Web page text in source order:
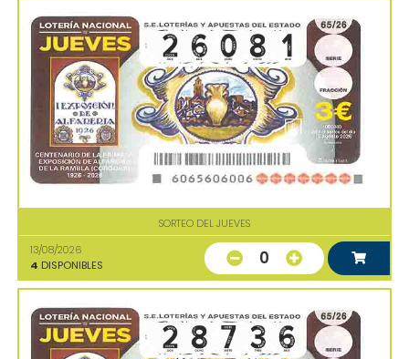
SORTEO DEL JUEVES
13/08/2026
4 DISPONIBLES 0